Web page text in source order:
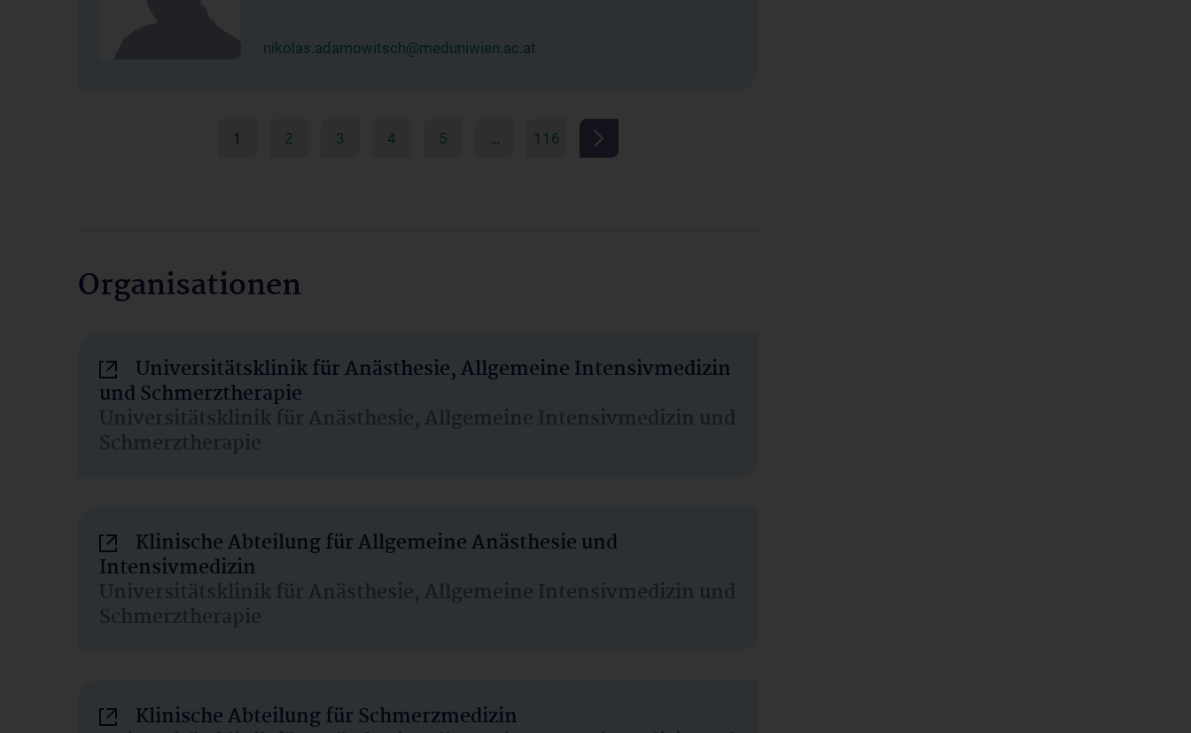
nikolas.adamowitsch@meduniwien.ac.at
1 2 3 4 5 … 116
Organisationen
Universitätsklinik für Anästhesie, Allgemeine Intensivmedizin
und Schmerztherapie
Universitätsklinik für Anästhesie, Allgemeine Intensivmedizin und
Schmerztherapie
Klinische Abteilung für Allgemeine Anästhesie und
Intensivmedizin
Universitätsklinik für Anästhesie, Allgemeine Intensivmedizin und
Schmerztherapie
Klinische Abteilung für Schmerzmedizin